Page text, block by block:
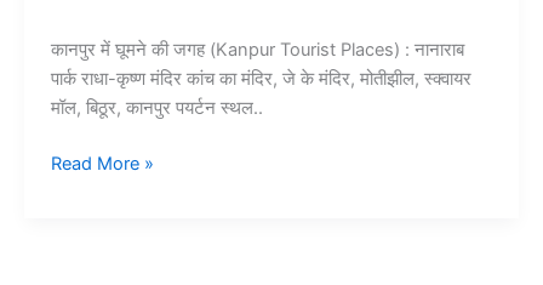
कानपुर में घूमने की जगह (Kanpur Tourist Places) : नानाराब
पार्क राधा-कृष्ण मंदिर कांच का मंदिर, जे के मंदिर, मोतीझील, स्क्वायर
मॉल, बिठूर, कानपुर पयर्टन स्थल..
15+
Read More »